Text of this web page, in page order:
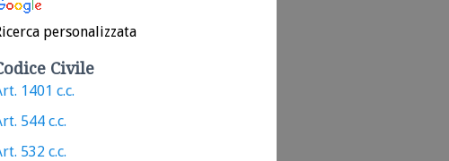
personalizzata
Civile
1401 c.c.
544 c.c.
532 c.c.